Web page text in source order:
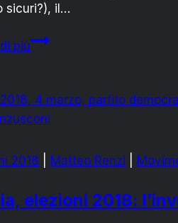
sicuri?), il…
piùZingaretti:
del
PD
2018 Matteo Renzi
elezioni 2018: